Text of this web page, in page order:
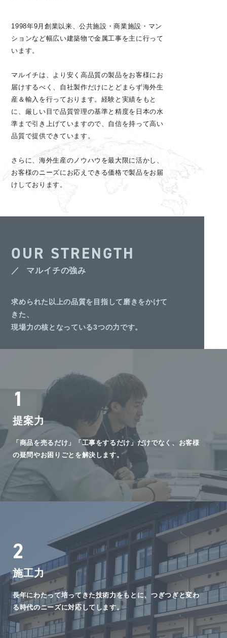
1998年9月創業以来、公共施設・商業施設・マン
ションなど幅広い建築物で金属工事を主に行って
います。
マルイチは、より安く高品質の製品をお客様にお
届けするべく、自社製作だけにとどまらず海外生
産＆輸入を行っております。経験と実績をもと
に、厳しい目で品質管理の基準と精度を日本の水
準まで引き上げていますので、自信を持って高い
品質で提供できています。
さらに、海外生産のノウハウを最大限に活かし、
お客様のニーズにお応えできる価格で製品をお届
けしております。
OUR STRENGTH
マルイチの強み
求められた以上の品質を目指して磨きをかけて
きた、
現場力の核となっている3つの力です。
1
提案力
「商品を売るだけ」「工事をするだけ」だけでなく、お客様
の疑問やお困りごとを解決します。
2
施工力
長年にわたって培ってきた技術力をもとに、つぎつぎと変わ
る時代のニーズに対応してします。